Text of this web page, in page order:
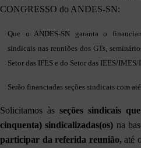
CONGRESSO do ANDES-SN:
Que o ANDES-SN garanta o
sindicais nas reuniões dos GTs,
Setor das IFES e do Setor das IEES/
Serão financiadas seções sindicais com
Solicitamos às seções sindicais
cinquenta) sindicalizadas(os) na
participar da referida reunião,até